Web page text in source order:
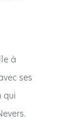
à
ses
qui